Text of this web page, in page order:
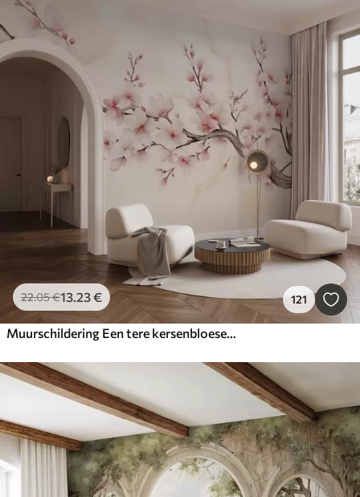
22.05€13.23€ 121
Muurschildering Een tere kersenbloesemtak met zachtroze bloemen op een lichte achtergrond